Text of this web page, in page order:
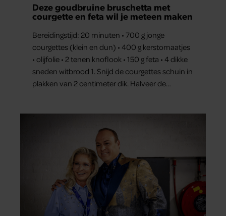
Deze goudbruine bruschetta met
courgette en feta wil je meteen maken
Bereidingstijd: 20 minuten • 700 g jonge
courgettes (klein en dun) • 400 g kerstomaatjes
• olijfolie • 2 tenen knoflook • 150 g feta • 4 dikke
sneden witbrood 1. Snijd de courgettes schuin in
plakken van 2 centimeter dik. Halveer de